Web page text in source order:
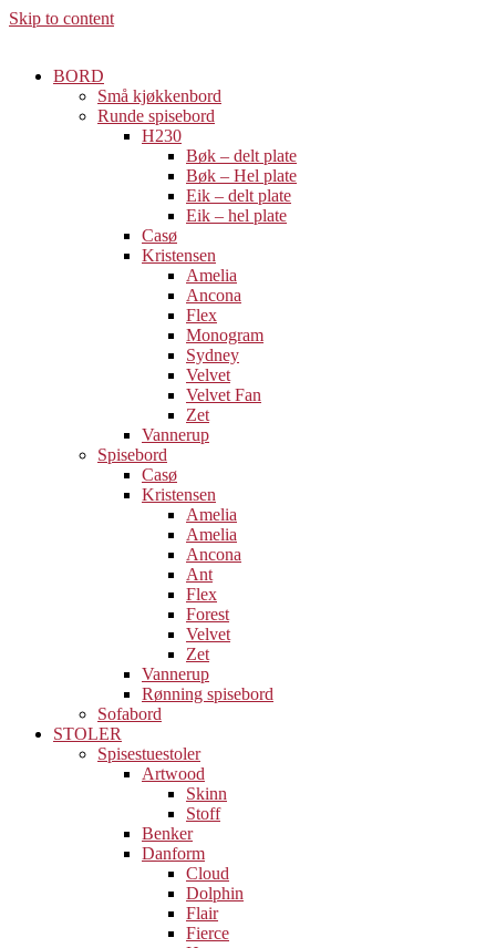
Skip to content
BORD
Små kjøkkenbord
Runde spisebord
H230
Bøk – delt plate
Bøk – Hel plate
Eik – delt plate
Eik – hel plate
Casø
Kristensen
Amelia
Ancona
Flex
Monogram
Sydney
Velvet
Velvet Fan
Zet
Vannerup
Spisebord
Casø
Kristensen
Amelia
Amelia
Ancona
Ant
Flex
Forest
Velvet
Zet
Vannerup
Rønning spisebord
Sofabord
STOLER
Spisestuestoler
Artwood
Skinn
Stoff
Benker
Danform
Cloud
Dolphin
Flair
Fierce